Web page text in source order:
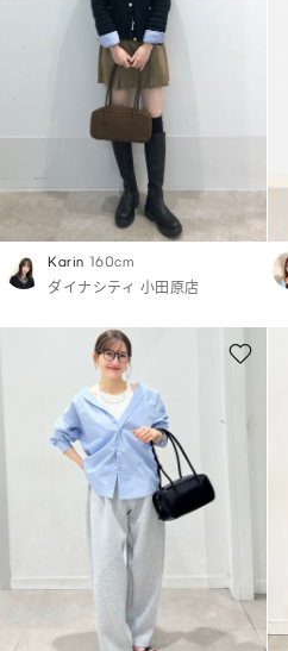
Karin 160cm
ダイナシティ 小田原店